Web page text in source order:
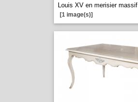
Louis XV en merisier massif
[1 image(s)]